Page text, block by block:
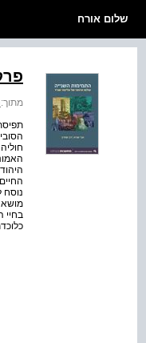
שלום אורח
מתוך:
נוסח
מושא
בחיי